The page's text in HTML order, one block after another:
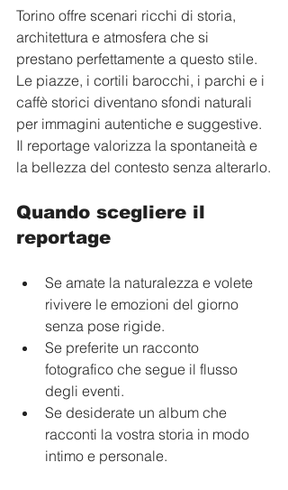
Torino offre scenari ricchi di storia,
architettura e atmosfera che si
prestano perfettamente a questo stile.
Le piazze, i cortili barocchi, i parchi e i
caffè storici diventano sfondi naturali
per immagini autentiche e suggestive.
Il reportage valorizza la spontaneità e
la bellezza del contesto senza alterarlo.
Quando scegliere il
reportage
Se amate la naturalezza e volete
rivivere le emozioni del giorno
senza pose rigide.
Se preferite un racconto
fotografico che segue il flusso
degli eventi.
Se desiderate un album che
racconti la vostra storia in modo
intimo e personale.